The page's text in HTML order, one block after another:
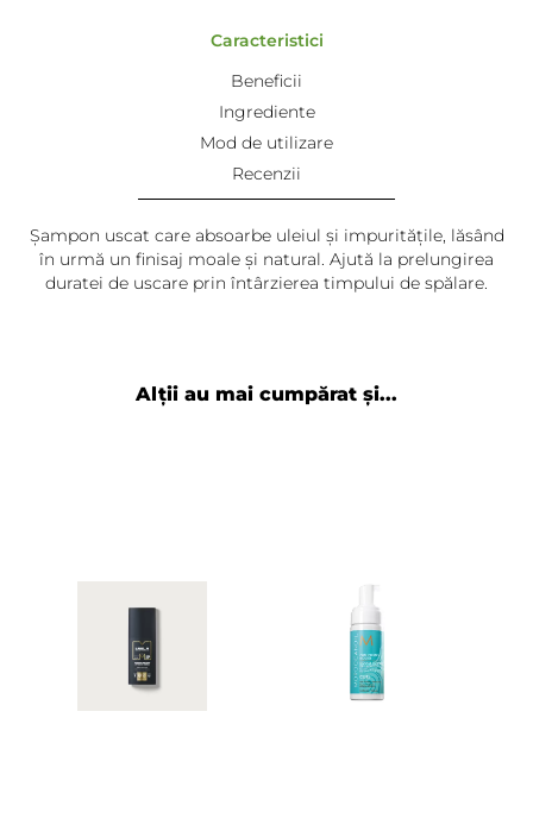
Caracteristici
Beneficii
Ingrediente
Mod de utilizare
Recenzii
Șampon uscat care absoarbe uleiul și impuritățile, lăsând
în urmă un finisaj moale și natural. Ajută la prelungirea
duratei de uscare prin întârzierea timpului de spălare.
Alții au mai cumpărat și...